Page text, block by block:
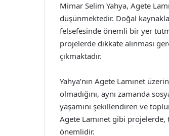
Mimar Selim Yahya, Agete
düşünmektedir. Doğal
felsefesinde önemli bir yer
projelerde dikkate alınması
çıkmaktadır.
Yahya’nın Agete Lamınet
olmadığını, aynı zamanda
yaşamını şekillendiren ve
Agete Lamınet gibi
önemlidir.